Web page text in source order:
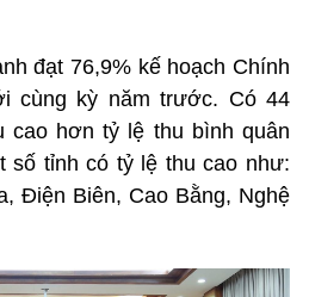
đạt 76,9% kế hoạch Chính
cùng kỳ năm trước. Có 44
cao hơn tỷ lệ thu bình quân
số tỉnh có tỷ lệ thu cao như:
Điện Biên, Cao Bằng, Nghệ